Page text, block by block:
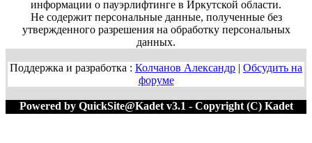
информации о пауэрлифтинге в Иркутской области.
Не содержит персональные данные, полученные без
утвержденного разрешения на обработку персональных
данных.
Поддержка и разработка : Колчанов Александр | Обсудить на
форуме
Powered by QuickSite@Kadet v3.1 - Copyright (C) Kadet